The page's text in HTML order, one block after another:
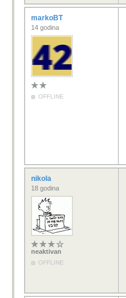
markoBT
14 godina
OFFLINE
nikola
18 godina
neaktivan
OFFLINE